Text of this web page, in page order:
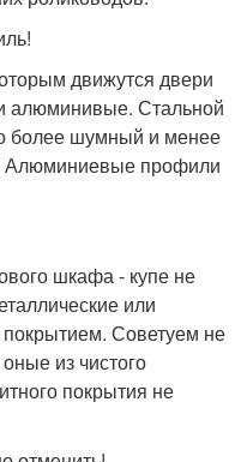
движутся двери
алюминивые. Стальной
более шумный и менее
Алюминиевые профили
шкафа - купе не
или
Советуем не
из чистого
покрытия не